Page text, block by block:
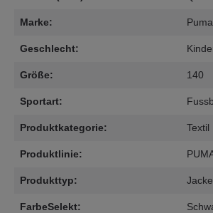
Marke: Puma
Geschlecht:
Größe: 140
Sportart:
Produktkategorie: Textil
Produktlinie:
Produkttyp:
FarbeSelekt: